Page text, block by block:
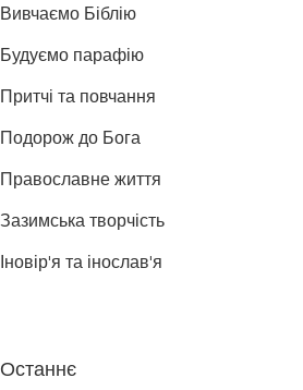
Вивчаємо Біблію
Будуємо парафію
Притчі та повчання
Подорож до Бога
Православне життя
Зазимська творчість
Іновір'я та інослав'я
Останнє